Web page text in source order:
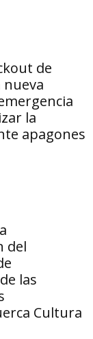
de
nueva
la
apagones
del
las
Cultura